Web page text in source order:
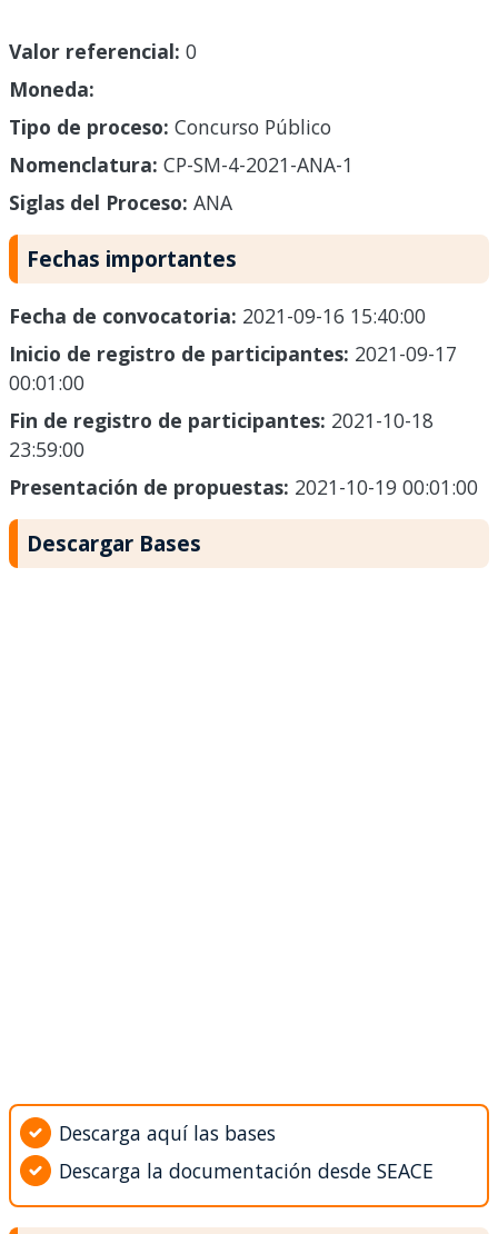
Valor referencial: 0
Moneda:
Tipo de proceso: Concurso Público
Nomenclatura: CP-SM-4-2021-ANA-1
Siglas del Proceso: ANA
Fechas importantes
Fecha de convocatoria: 2021-09-16 15:40:00
Inicio de registro de participantes: 2021-09-17
00:01:00
Fin de registro de participantes: 2021-10-18
23:59:00
Presentación de propuestas: 2021-10-19 00:01:00
Descargar Bases
Descarga aquí las bases
Descarga la documentación desde SEACE